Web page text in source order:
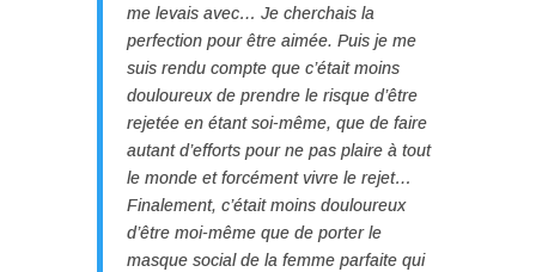
me levais avec… Je cherchais la
perfection pour être aimée. Puis je me
suis rendu compte que c’était moins
douloureux de prendre le risque d’être
rejetée en étant soi-même, que de faire
autant d’efforts pour ne pas plaire à tout
le monde et forcément vivre le rejet…
Finalement, c’était moins douloureux
d’être moi-même que de porter le
masque social de la femme parfaite qui